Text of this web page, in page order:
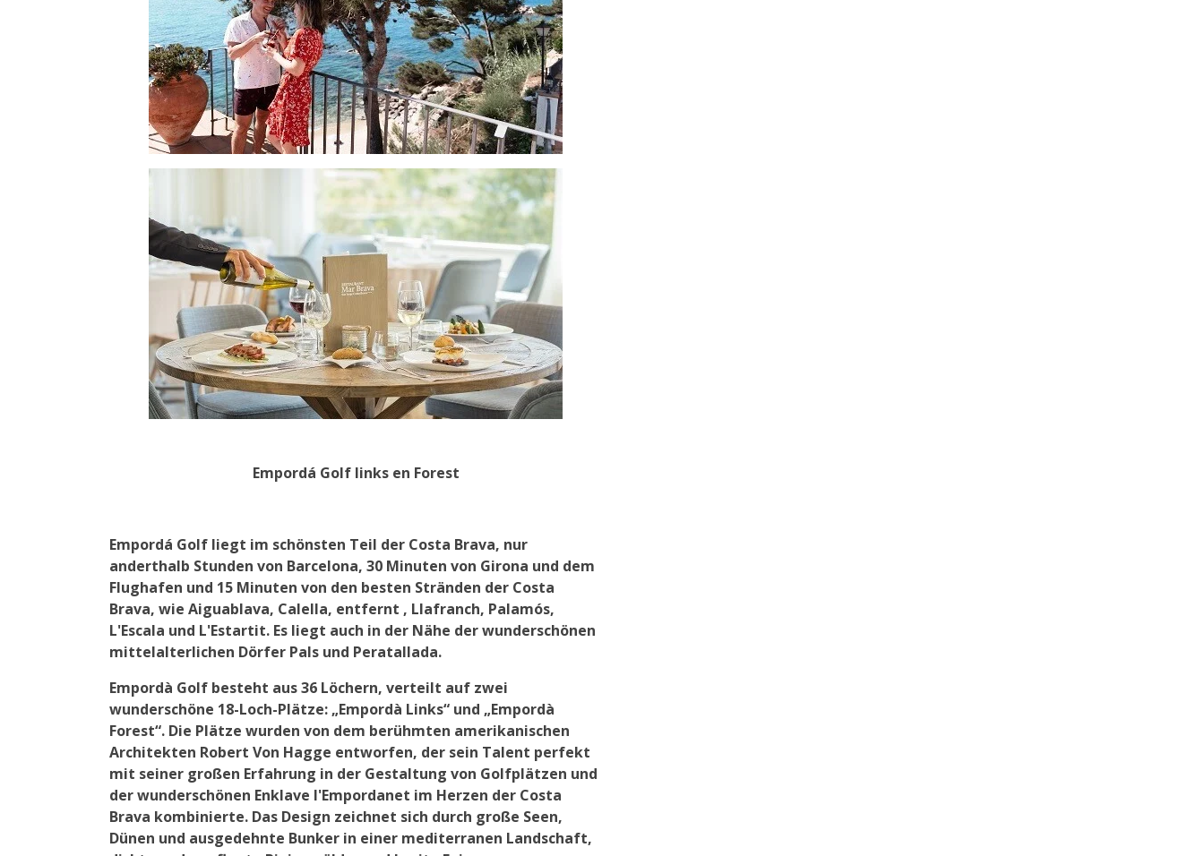
Empordá Golf links en Forest
Empordá Golf liegt im schönsten Teil der Costa Brava, nur
anderthalb Stunden von Barcelona, ​​30 Minuten von Girona und dem
Flughafen und 15 Minuten von den besten Stränden der Costa
Brava, wie Aiguablava, Calella, entfernt , Llafranch, Palamós,
L'Escala und L'Estartit. Es liegt auch in der Nähe der wunderschönen
mittelalterlichen Dörfer Pals und Peratallada.
Empordà Golf besteht aus 36 Löchern, verteilt auf zwei
wunderschöne 18-Loch-Plätze: „Empordà Links“ und „Empordà
Forest“. Die Plätze wurden von dem berühmten amerikanischen
Architekten Robert Von Hagge entworfen, der sein Talent perfekt
mit seiner großen Erfahrung in der Gestaltung von Golfplätzen und
der wunderschönen Enklave l'Empordanet im Herzen der Costa
Brava kombinierte. Das Design zeichnet sich durch große Seen,
Dünen und ausgedehnte Bunker in einer mediterranen Landschaft,